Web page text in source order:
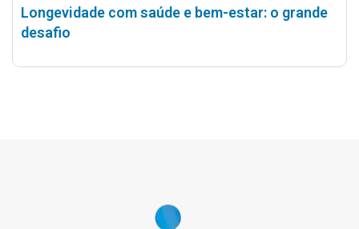
Longevidade com saúde e bem-estar: o grande
desafio